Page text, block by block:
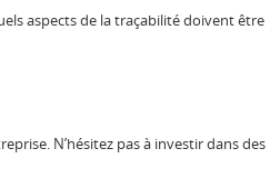
aspects de la traçabilité doivent être
N’hésitez pas à investir dans des